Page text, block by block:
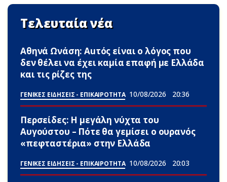
Τελευταία νέα
Αθηνά Ωνάση: Αuτός είναι ο λόγος που
δεν θέλει να έχει καμία επαφή με Ελλάδα
και τις ρίζες της
ΓΕΝΙΚΕΣ ΕΙΔΗΣΕΙΣ - ΕΠΙΚΑΙΡΟΤΗΤΑ 10/08/2026 20:36
Περσείδες: Η μεγάλη νύχτα του
Αυγούστου – Πότε θα γεμίσει ο ουρανός
«πεφταστέρια» στην Ελλάδα
ΓΕΝΙΚΕΣ ΕΙΔΗΣΕΙΣ - ΕΠΙΚΑΙΡΟΤΗΤΑ 10/08/2026 20:03